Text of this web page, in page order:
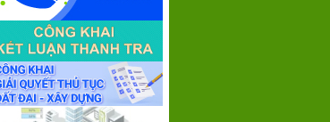
QUẬN 8: SƠ KẾT 05 NĂM
THỰC HIỆN CHƯƠNG TRÌNH
TỔNG THỂ CẢI CÁCH HÀNH
CHÍNH NHÀ NƯỚC GIAI
ĐOẠN 2021 - 2030 (08/06)
■QUẬN 8 TIẾP XÚC, ĐỐI
THOẠI VỚI DOANH NGHIỆP
TRÊN ĐỊA BÀN NĂM 2025
(05/06)